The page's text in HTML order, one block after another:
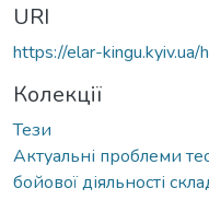
URI
https://elar-
Колекції
Тези
Актуальні проблеми
бойової діяльності